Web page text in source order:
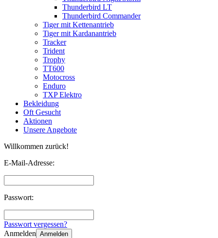
Thunderbird LT
Thunderbird Commander
Tiger mit Kettenantrieb
Tiger mit Kardanantrieb
Tracker
Trident
Trophy
TT600
Motocross
Enduro
TXP Elektro
Bekleidung
Oft Gesucht
Aktionen
Unsere Angebote
Willkommen zurück!
E-Mail-Adresse:
Passwort:
Passwort vergessen?
Anmelden Anmelden